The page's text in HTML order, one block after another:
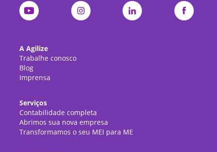
A Agilize
Trabalhe conosco
Blog
Imprensa
Serviços
Contabilidade completa
Abrimos sua nova empresa
Transformamos o seu MEI para ME